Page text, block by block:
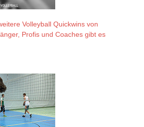
Volleyball Quickwins von
Profis und Coaches gibt es